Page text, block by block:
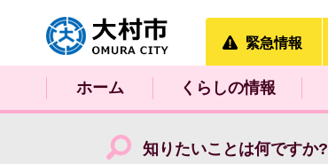
大村市
緊急情報
ホーム くらしの情報
知りたいことは何ですか?